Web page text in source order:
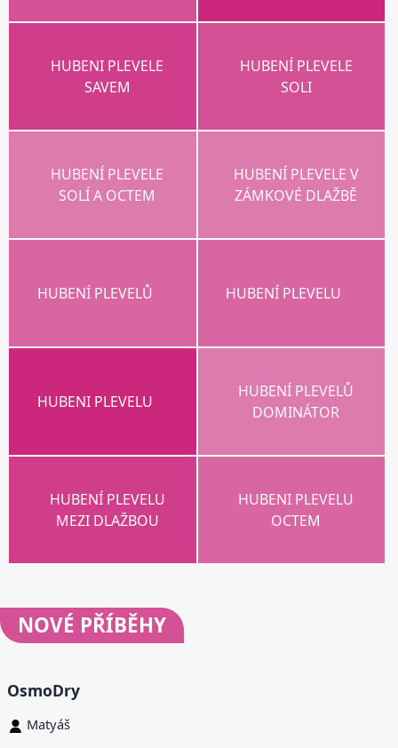
HUBENI PLEVELE
SAVEM
HUBENÍ PLEVELE
SOLI
HUBENÍ PLEVELE
SOLÍ A OCTEM
HUBENÍ PLEVELE V
ZÁMKOVÉ DLAŽBĚ
HUBENÍ PLEVELŮ HUBENÍ PLEVELU
HUBENI PLEVELU
HUBENÍ PLEVELŮ
DOMINÁTOR
HUBENÍ PLEVELU
MEZI DLAŽBOU
HUBENI PLEVELU
OCTEM
NOVÉ PŘÍBĚHY
OsmoDry
Matyáš